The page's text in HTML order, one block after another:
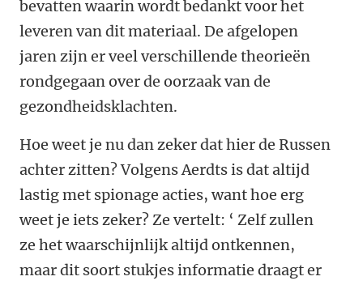
bevatten waarin wordt bedankt voor het
leveren van dit materiaal. De afgelopen
jaren zijn er veel verschillende theorieën
rondgegaan over de oorzaak van de
gezondheidsklachten.
Hoe weet je nu dan zeker dat hier de Russen
achter zitten? Volgens Aerdts is dat altijd
lastig met spionage acties, want hoe erg
weet je iets zeker? Ze vertelt: ‘ Zelf zullen
ze het waarschijnlijk altijd ontkennen,
maar dit soort stukjes informatie draagt er